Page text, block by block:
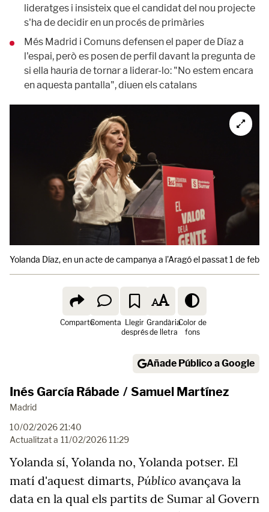
lideratges i insisteix que el candidat del nou projecte
s'ha de decidir en un procés de primàries
Més Madrid i Comuns defensen el paper de Díaz a
l'espai, però es posen de perfil davant la pregunta de
si ella hauria de tornar a liderar-lo: "No estem encara
en aquesta pantalla", diuen els catalans
Yolanda Díaz, en un acte de campanya a l'Aragó el passat 1 de
ComparteComenta Llegir
després
Grandària
de lletra
Color de
fons
Añade Público a Google
Inés García Rábade / Samuel Martínez
Madrid
10/02/2026 21:40
Actualitzat a 11/02/2026 11:29
Yolanda sí, Yolanda no, Yolanda potser. El
matí d'aquest dimarts, Público avançava la
data en la qual els partits de Sumar al Govern